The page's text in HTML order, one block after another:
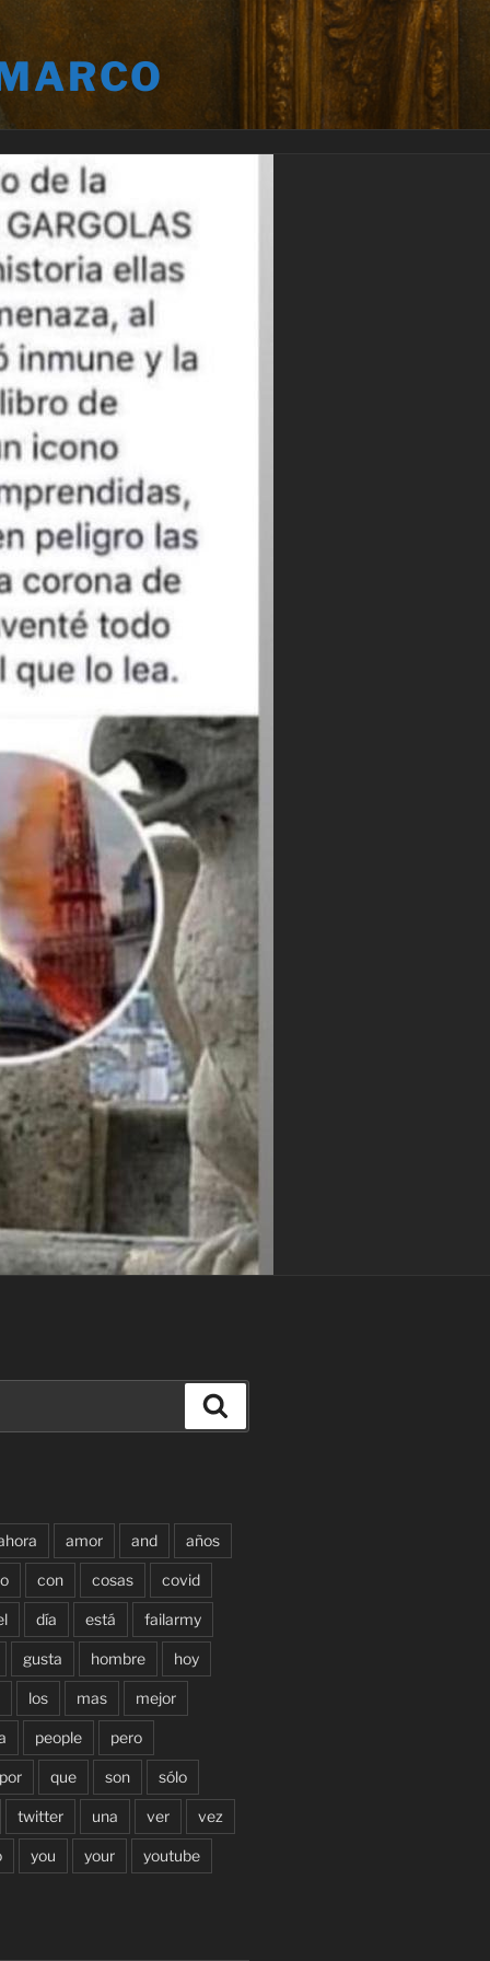
amor and años
con cosas covid
día está failarmy
gusta hombre hoy
los mas mejor
people pero
que son sólo
twitter una ver vez
you your youtube